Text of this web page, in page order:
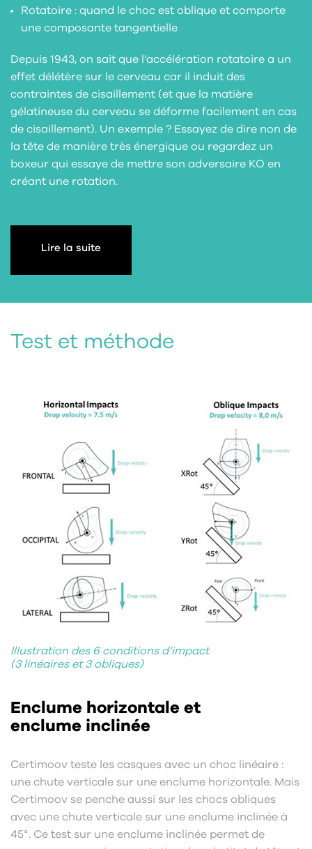
Rotatoire : quand le choc est oblique et comporte
une composante tangentielle
Depuis 1943, on sait que l’accélération rotatoire a un
effet délétère sur le cerveau car il induit des
contraintes de cisaillement (et que la matière
gélatineuse du cerveau se déforme facilement en cas
de cisaillement). Un exemple ? Essayez de dire non de
la tête de manière très énergique ou regardez un
boxeur qui essaye de mettre son adversaire KO en
créant une rotation.
Lire la suite
Test et méthode
Enclume horizontale et
enclume inclinée
Certimoov teste les casques avec un choc linéaire :
une chute verticale sur une enclume horizontale. Mais
Certimoov se penche aussi sur les chocs obliques
avec une chute verticale sur une enclume inclinée à
45°. Ce test sur une enclume inclinée permet de
Illustration des 6 conditions d’impact
(3 linéaires et 3 obliques)